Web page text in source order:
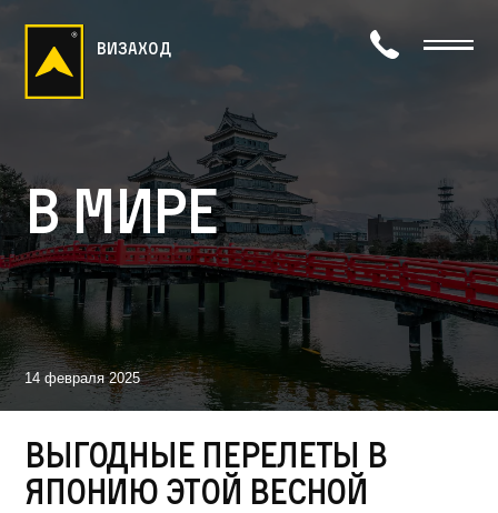
визаход
В мире
14 февраля 2025
Выгодные перелеты в
Японию этой весной